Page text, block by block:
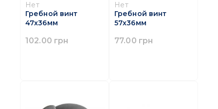
Нет
Гребной винт
47х36мм
102.00 грн
Нет
Гребной винт
57х36мм
77.00 грн